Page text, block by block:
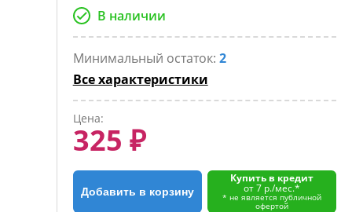
В наличии
Минимальный остаток: 2
Все характеристики
Цена:
325 ₽
Добавить в корзину
Купить в кредит
от 7 р./мес.*
* не является публичной
офертой